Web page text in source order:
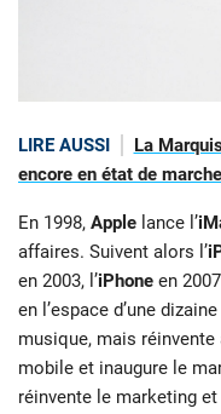
LIRE AUSSI
La
encore en état de
En 1998, Apple lance l’
affaires. Suivent alors l’
en 2003, l’iPhone en
en l’espace d’une dizaine
musique, mais
mobile et inaugure le
réinvente le marketing